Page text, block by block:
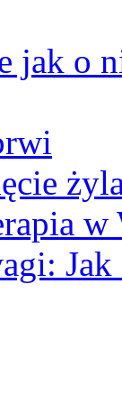
jak o
w